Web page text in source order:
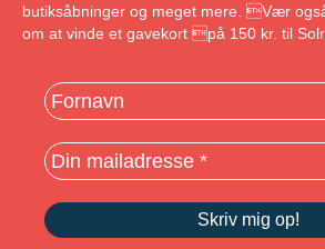
butiksåbninger og meget mere. Vær
om at vinde et gavekort på 150 kr. til